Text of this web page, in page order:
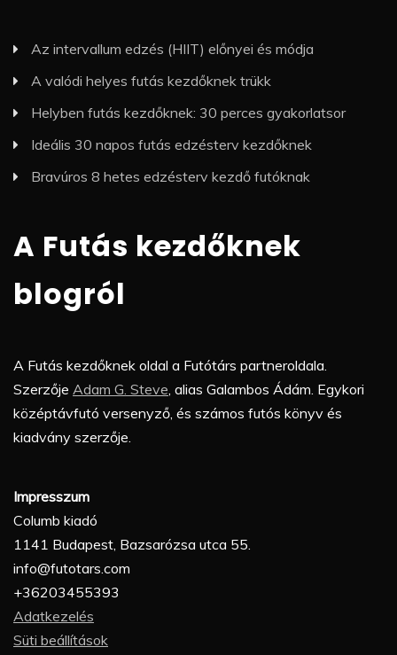
Az intervallum edzés (HIIT) előnyei és módja
A valódi helyes futás kezdőknek trükk
Helyben futás kezdőknek: 30 perces gyakorlatsor
Ideális 30 napos futás edzésterv kezdőknek
Bravúros 8 hetes edzésterv kezdő futóknak
A Futás kezdőknek
blogról
A Futás kezdőknek oldal a Futótárs partneroldala.
Szerzője Adam G. Steve, alias Galambos Ádám. Egykori
középtávfutó versenyző, és számos futós könyv és
kiadvány szerzője.
Impresszum
Columb kiadó
1141 Budapest, Bazsarózsa utca 55.
info@futotars.com
+36203455393
Adatkezelés
Süti beállítások